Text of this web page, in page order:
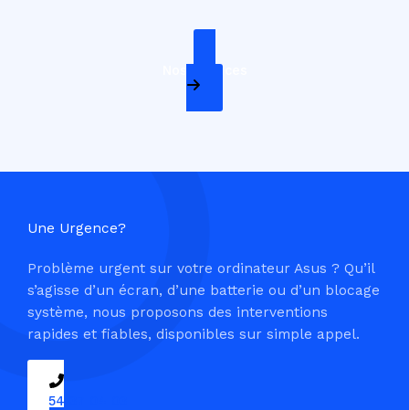
Nos Services
Une Urgence?
Problème urgent sur votre ordinateur Asus ? Qu’il
s’agisse d’un écran, d’une batterie ou d’un blocage
système, nous proposons des interventions
rapides et fiables, disponibles sur simple appel.
09 54 37 04 03